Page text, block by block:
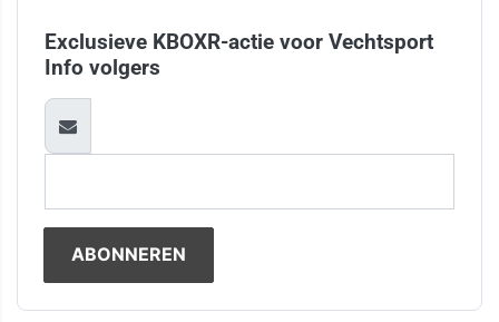
Exclusieve KBOXR-actie voor Vechtsport
Info volgers